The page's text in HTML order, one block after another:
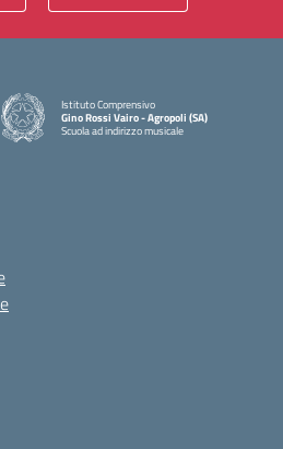
Istituto Comprensivo
Gino Rossi Vairo - Agropoli (SA)
Scuola ad indirizzo musicale